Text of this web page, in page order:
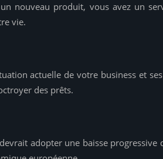
nouveau produit, vous avez un
vie.
actuelle de votre business et
des prêts.
adopter une baisse